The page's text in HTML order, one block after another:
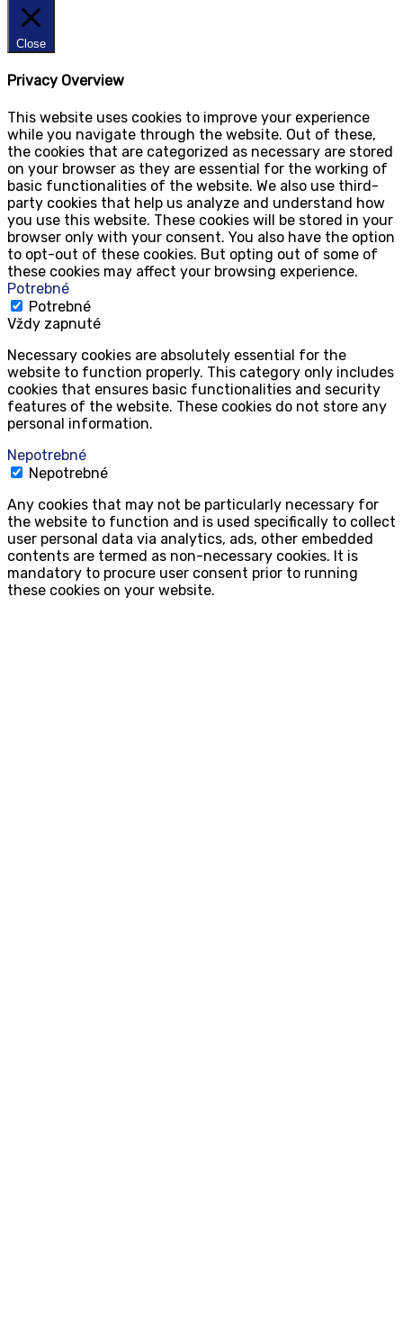
Close
Privacy Overview
This website uses cookies to improve your experience
while you navigate through the website. Out of these,
the cookies that are categorized as necessary are stored
on your browser as they are essential for the working of
basic functionalities of the website. We also use third-
party cookies that help us analyze and understand how
you use this website. These cookies will be stored in your
browser only with your consent. You also have the option
to opt-out of these cookies. But opting out of some of
these cookies may affect your browsing experience.
Potrebné
Potrebné
Vždy zapnuté
Necessary cookies are absolutely essential for the
website to function properly. This category only includes
cookies that ensures basic functionalities and security
features of the website. These cookies do not store any
personal information.
Nepotrebné
Nepotrebné
Any cookies that may not be particularly necessary for
the website to function and is used specifically to collect
user personal data via analytics, ads, other embedded
contents are termed as non-necessary cookies. It is
mandatory to procure user consent prior to running
these cookies on your website.